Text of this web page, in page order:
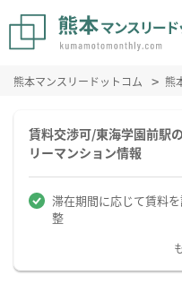
熊本マンスリードットコム 熊
賃料交渉可/東海学園前駅
リーマンション情報
滞在期間に応じて賃料
整